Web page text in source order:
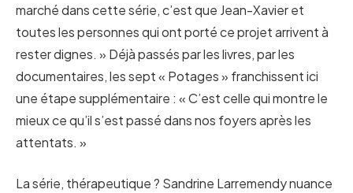
marché dans cette série, c’est que Jean-Xavier et
toutes les personnes qui ont porté ce projet arrivent à
rester dignes. » Déjà passés par les livres, par les
documentaires, les sept « Potages » franchissent ici
une étape supplémentaire : « C’est celle qui montre le
mieux ce qu’il s’est passé dans nos foyers après les
attentats. »
La série, thérapeutique ? Sandrine Larremendy nuance